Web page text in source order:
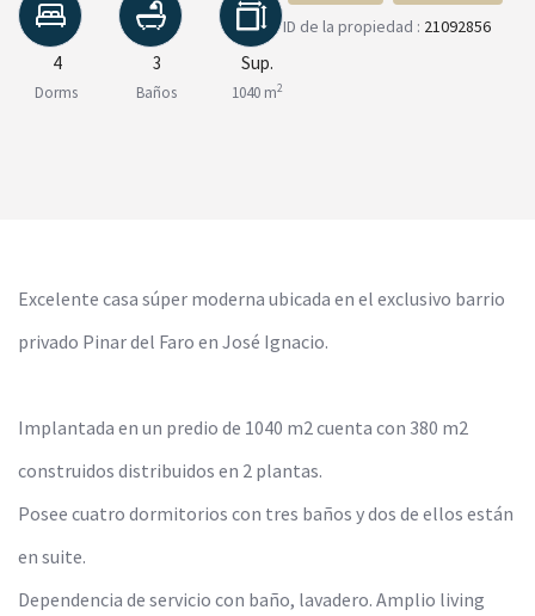
4
Dorms
3
Baños
Sup.
1040 m2
ID de la propiedad : 21092856
Excelente casa súper moderna ubicada en el exclusivo barrio
privado Pinar del Faro en José Ignacio.
Implantada en un predio de 1040 m2 cuenta con 380 m2
construidos distribuidos en 2 plantas.
Posee cuatro dormitorios con tres baños y dos de ellos están
en suite.
Dependencia de servicio con baño, lavadero. Amplio living